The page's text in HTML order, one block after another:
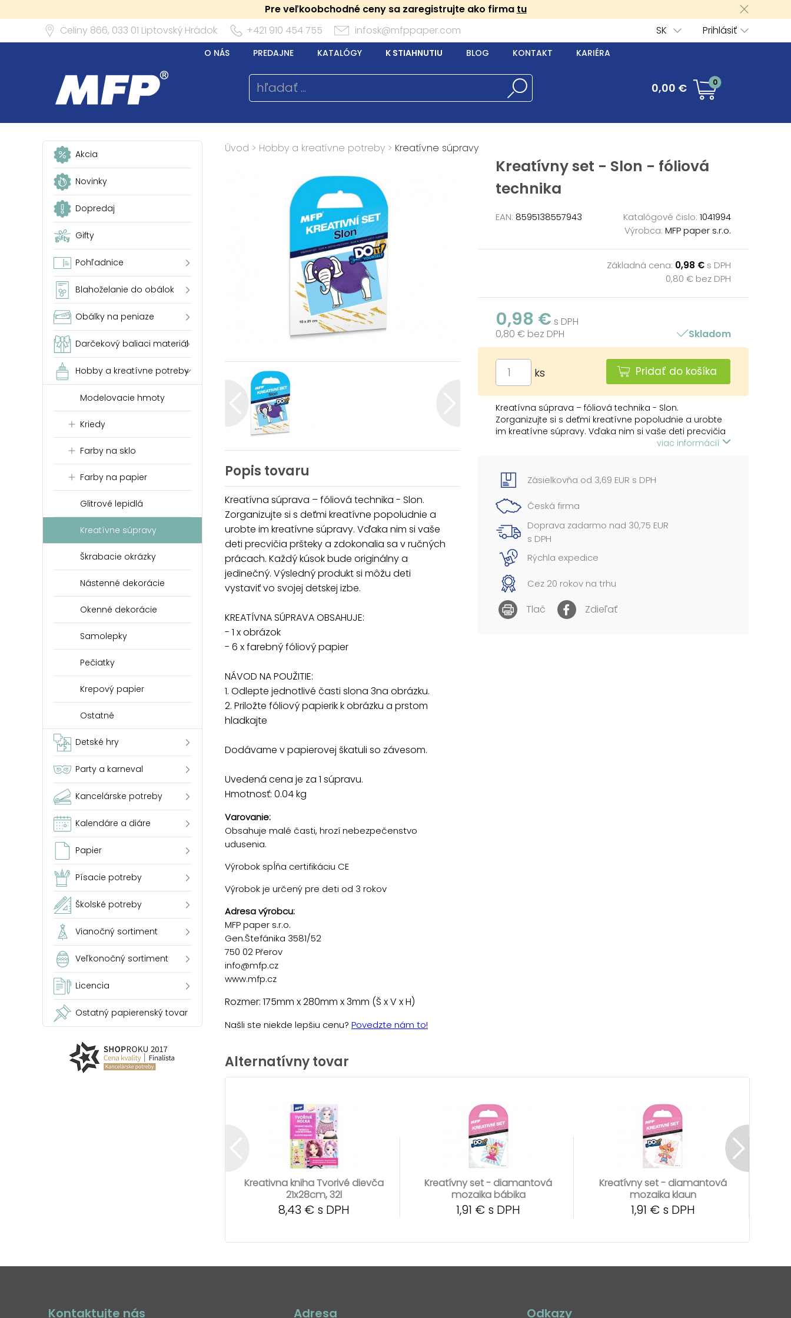
Pre veľkoobchodné ceny sa zaregistrujte ako firma tu
Celiny 866, 033 01 Liptovský Hrádok +421 910 454 755 infosk@mfppaper.com Prihlásiť
SK
O NÁS PREDAJNE KATALÓGY K STIAHNUTIU BLOG KONTAKT KARIÉRA
0,00 € 0
Akcia
Novinky
Dopredaj
Gifty
Pohľadnice
Blahoželanie do obálok
Obálky na peniaze
Darčekový baliaci materiál
Hobby a kreatívne potreby
Modelovacie hmoty
Kriedy
Farby na sklo
Farby na papier
Glitrové lepidlá
Kreatívne súpravy
Škrabacie okrázky
Nástenné dekorácie
Okenné dekorácie
Samolepky
Pečiatky
Krepový papier
Ostatné
Detské hry
Party a karneval
Kancelárske potreby
Kalendáre a diáre
Papier
Písacie potreby
Školské potreby
Vianočný sortiment
Veľkonočný sortiment
Licencia
Ostatný papierenský tovar
Úvod > Hobby a kreatívne potreby > Kreatívne súpravy
Kreatívny set - Slon - fóliová
technika
EAN: 8595138557943 Katalógové čislo: 1041994
Výrobca: MFP paper s.r.o.
Základná cena: 0,98 € s DPH
0,80 € bez DPH
0,98 € s DPH
0,80 € bez DPH
Skladom
ks Pridať do košíka
Kreatívna súprava – fóliová technika - Slon.
Zorganizujte si s deťmi kreatívne popoludnie a urobte
im kreatívne súpravy. Vďaka nim si vaše deti precvičia
pršteky a zdokonalia sa v ručných prácach. Každý
KREATÍVNA SÚPRAVA OBSAHUJE:
- 1 x obrázok
- 6 x farebný fóliový papier
NÁVOD NA POUŽITIE:
1. Odlepte jednotlivé časti slona 3na obrázku.
2. Priložte fóliový papierik k obrázku a prstom hladkajte
Dodávame v papierovej škatuli so závesom.
Uvedená cena je za 1 súpravu....
viac informácií
Popis tovaru
Kreatívna súprava – fóliová technika - Slon.
Zorganizujte si s deťmi kreatívne popoludnie a
urobte im kreatívne súpravy. Vďaka nim si vaše
deti precvičia pršteky a zdokonalia sa v ručných
prácach. Každý kúsok bude originálny a
jedinečný. Výsledný produkt si môžu deti
vystaviť vo svojej detskej izbe.
KREATÍVNA SÚPRAVA OBSAHUJE:
- 1 x obrázok
- 6 x farebný fóliový papier
NÁVOD NA POUŽITIE:
1. Odlepte jednotlivé časti slona 3na obrázku.
2. Priložte fóliový papierik k obrázku a prstom
hladkajte
Dodávame v papierovej škatuli so závesom.
Uvedená cena je za 1 súpravu.
Hmotnosť: 0.04 kg
Varovanie:
Obsahuje malé časti, hrozí nebezpečenstvo
udusenia.
Výrobok spĺňa certifikáciu CE
Výrobok je určený pre deti od 3 rokov
Adresa výrobcu:
MFP paper s.r.o.
Gen.Štefánika 3581/52
750 02 Přerov
info@mfp.cz
www.mfp.cz
Rozmer: 175mm x 280mm x 3mm (Š x V x H)
Našli ste niekde lepšiu cenu? Povedzte nám to!
Zásielkovňa od 3,69 EUR s DPH
Česká firma
Doprava zadarmo nad 30,75 EUR
s DPH
Rýchla expedice
Cez 20 rokov na trhu
Tlač Zdieľať
Alternatívny tovar
Kreativna kniha Tvorivé dievča
21x28cm, 32l
8,43 € s DPH
Kreatívny set - diamantová
mozaika bábika
1,91 € s DPH
Kreatívny set - diamantová
mozaika klaun
1,91 € s DPH
Kontaktujte nás Adresa Odkazy